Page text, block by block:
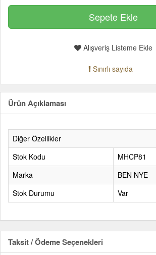
Alışveriş Listeme Ekle
Sınırlı sayıda
Ürün Açıklaması
Diğer Özellikler
Stok Kodu
MHCP81
Marka
BEN NYE
Stok Durumu
Var
Taksit / Ödeme Seçenekleri